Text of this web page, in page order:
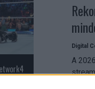
Digital
A